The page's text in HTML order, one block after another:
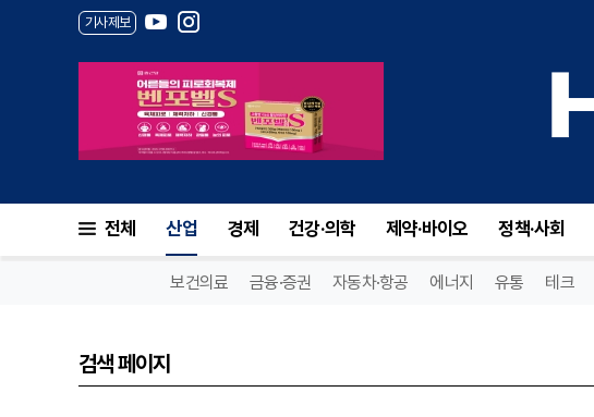
기사제보
전체 산업 경제 건강·의학 제약·바이오 정책·사회
보건의료 금융·증권 자동차·항공 에너지 유통 테크
검색 페이지